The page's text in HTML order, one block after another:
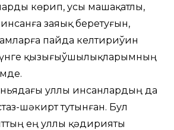
көрип, усы машақатлы,
заяық беретуғын,
пайда келтириўин
қызығыўшылықларымның
уллы инсанлардың да
шәкирт тутынған. Бул
ең уллы қәдирияты